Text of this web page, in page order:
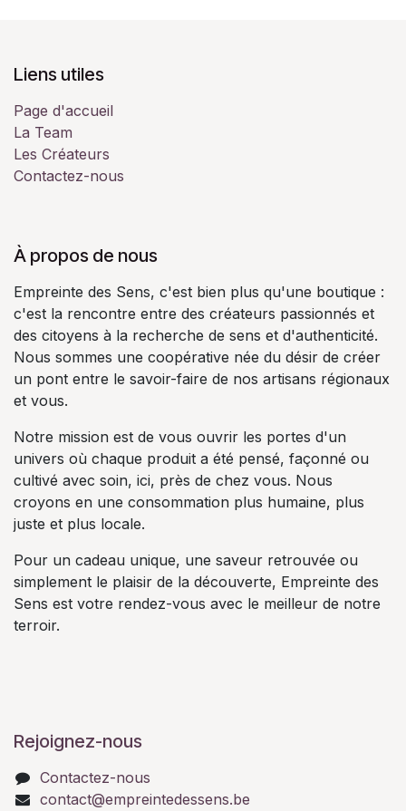
Liens utiles
Page d'accueil
La Team
Les Créateurs
Contactez-nous
À propos de nous
Empreinte des Sens, c'est bien plus qu'une boutique :
c'est la rencontre entre des créateurs passionnés et
des citoyens à la recherche de sens et d'authenticité.
Nous sommes une coopérative née du désir de créer
un pont entre le savoir-faire de nos artisans régionaux
et vous.
Notre mission est de vous ouvrir les portes d'un
univers où chaque produit a été pensé, façonné ou
cultivé avec soin, ici, près de chez vous. Nous
croyons en une consommation plus humaine, plus
juste et plus locale.
Pour un cadeau unique, une saveur retrouvée ou
simplement le plaisir de la découverte, Empreinte des
Sens est votre rendez-vous avec le meilleur de notre
terroir.
Rejoignez-nous
Contactez-nous
contact@empreintedessens.be